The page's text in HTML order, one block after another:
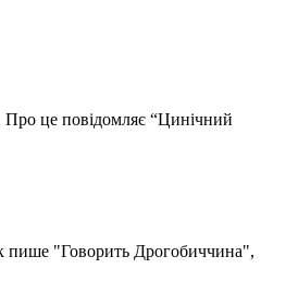
Про це повідомляє “Цинічний
Як пише "Говорить Дрогобиччина",